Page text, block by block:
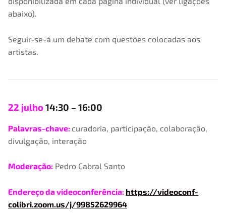
abaixo).
Seguir-se-á um debate com questões colocadas aos
artistas.
22 julho14:30 – 16:00
Palavras-chave: curadoria, participação, colaboração,
divulgação, interação
Moderação: Pedro Cabral Santo
Endereço da videoconferência: https://videoconf-
colibri.zoom.us/j/99852629964